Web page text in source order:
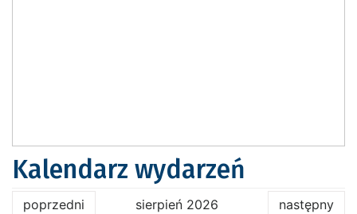
Kalendarz wydarzeń
poprzedni sierpień 2026 następny